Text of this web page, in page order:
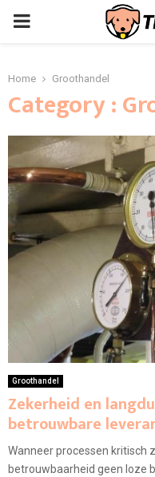
PRIMARY
Home Groothandel
Category :
Groothandel
Zekerheid en
betrouwbare
Wanneer processen kritisch
betrouwbaarheid geen loze